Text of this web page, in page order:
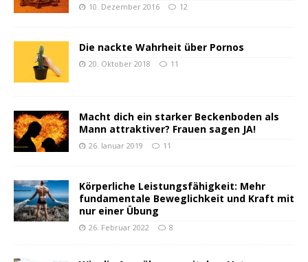
10. Dezember 2016 12
Die nackte Wahrheit über Pornos
20. Oktober 2018 11
Macht dich ein starker Beckenboden als
Mann attraktiver? Frauen sagen JA!
26. Januar 2019 11
Körperliche Leistungsfähigkeit: Mehr
fundamentale Beweglichkeit und Kraft mit
nur einer Übung
26. Februar 2022 8